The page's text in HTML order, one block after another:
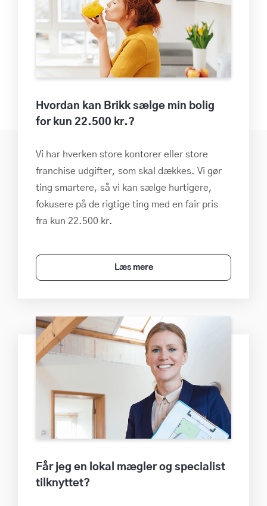
Hvordan kan Brikk sælge min bolig
for kun 22.500 kr.?
Vi har hverken store kontorer eller store
franchise udgifter, som skal dækkes. Vi gør
ting smartere, så vi kan sælge hurtigere,
fokusere på de rigtige ting med en fair pris
fra kun 22.500 kr.
Læs mere
Får jeg en lokal mægler og specialist
tilknyttet?